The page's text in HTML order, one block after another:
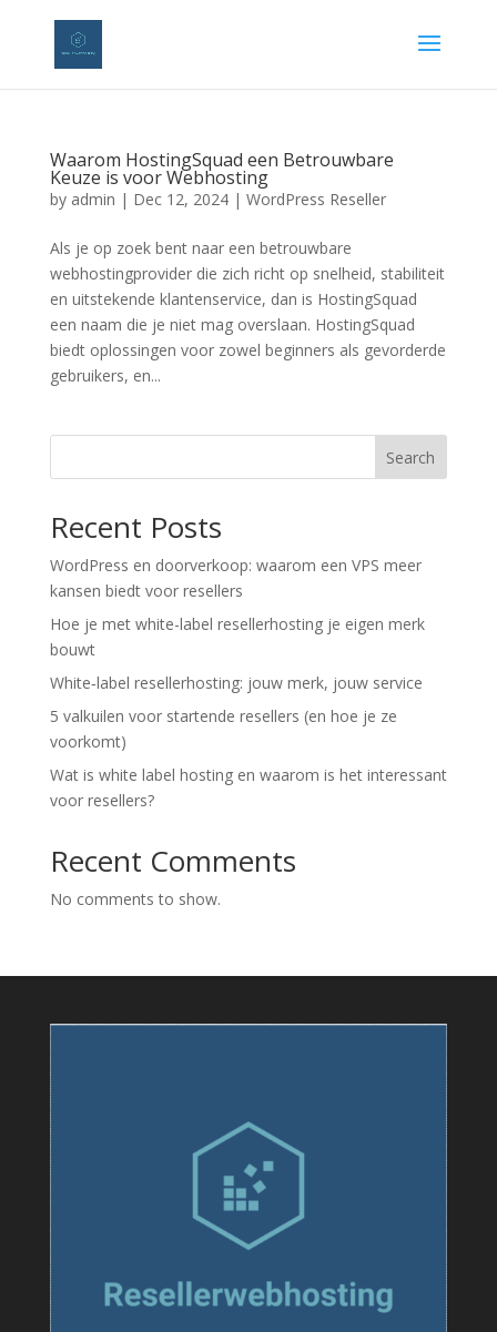
Waarom HostingSquad een Betrouwbare
Keuze is voor Webhosting
by admin | Dec 12, 2024| WordPress Reseller
Als je op zoek bent naar een betrouwbare
webhostingprovider die zich richt op snelheid, stabiliteit
en uitstekende klantenservice, dan is HostingSquad
een naam die je niet mag overslaan. HostingSquad
biedt oplossingen voor zowel beginners als gevorderde
gebruikers, en...
Search
Recent Posts
WordPress en doorverkoop: waarom een VPS meer
kansen biedt voor resellers
Hoe je met white-label resellerhosting je eigen merk
bouwt
White‑label resellerhosting: jouw merk, jouw service
5 valkuilen voor startende resellers (en hoe je ze
voorkomt)
Wat is white label hosting en waarom is het interessant
voor resellers?
Recent Comments
No comments to show.